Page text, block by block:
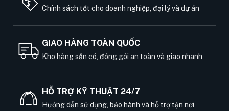
Chính sách tốt cho doanh nghiệp, đại lý và dự án
GIAO HÀNG TOÀN QUỐC
Kho hàng sẵn có, đóng gói an toàn và giao nhanh
HỖ TRỢ KỸ THUẬT 24/7
Hướng dẫn sử dụng, bảo hành và hỗ trợ tận nơi